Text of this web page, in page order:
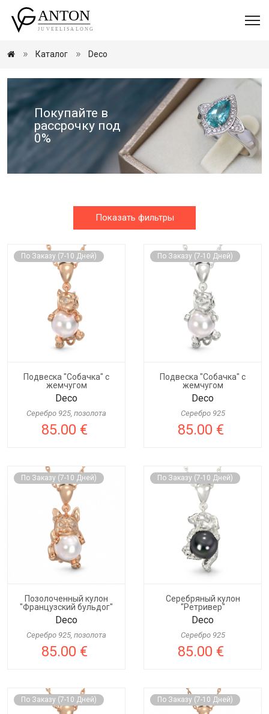
Каталог Deco
Покупайте в
рассрочку под
0%
Показать фильтры
По Заказу (7-10 Дней)
Подвеска "Собачка" с
жемчугом
Deco
Серебро 925, позолота
85.00 €
По Заказу (7-10 Дней)
Подвеска "Собачка" с
жемчугом
Deco
Серебро 925
85.00 €
По Заказу (7-10 Дней)
Позолоченный кулон
"Французский бульдог"
Deco
Серебро 925, позолота
85.00 €
По Заказу (7-10 Дней)
Серебряный кулон
"Ретривер"
Deco
Серебро 925
85.00 €
По Заказу (7-10 Дней) По Заказу (7-10 Дней)